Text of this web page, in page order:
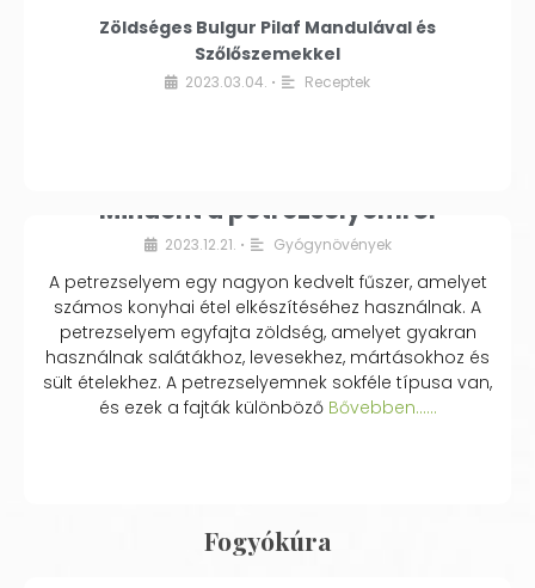
Zöldséges Bulgur Pilaf Mandulával és
Szőlőszemekkel
2023.03.04. • Receptek
Mindent a petrezselyemről
2023.12.21. • Gyógynövények
A petrezselyem egy nagyon kedvelt fűszer, amelyet
számos konyhai étel elkészítéséhez használnak. A
petrezselyem egyfajta zöldség, amelyet gyakran
használnak salátákhoz, levesekhez, mártásokhoz és
sült ételekhez. A petrezselyemnek sokféle típusa van,
és ezek a fajták különbözőBővebben...…
Fogyókúra